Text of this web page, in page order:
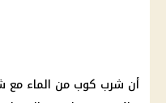
أن شرب كوب من الماء مع